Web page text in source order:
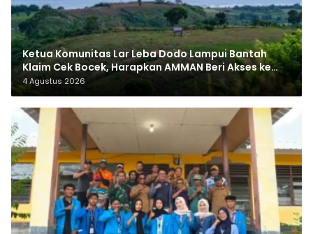
Ketua Komunitas Lar Leba Dodo Lampui Bantah
Klaim Cek Bocek, Harapkan AMMAN Beri Akses ke
Makam Leluhur
4 Agustus 2026